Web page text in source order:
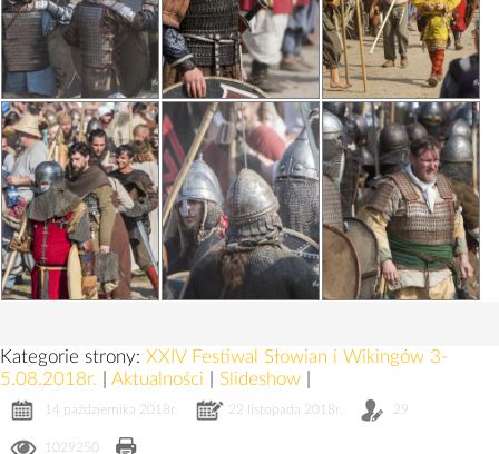
Kategorie strony: XXIV Festiwal Słowian i Wikingów 3-
5.08.2018r.
Aktualności Slideshow
14 października 2018r. 22 listopada 2018r. 29
1029250